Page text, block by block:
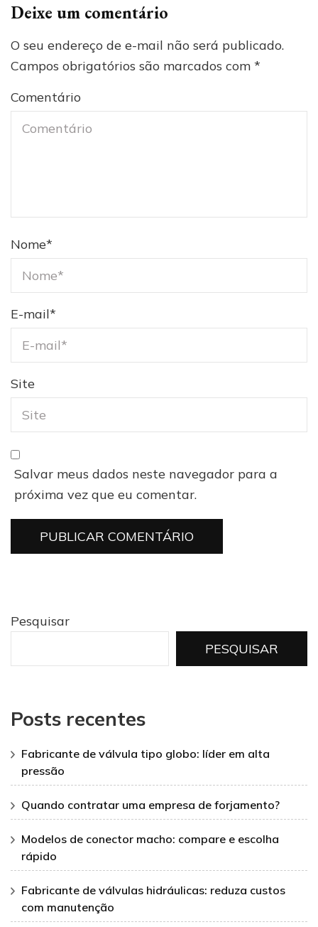
Deixe um comentário
O seu endereço de e-mail não será publicado.
Campos obrigatórios são marcados com *
Comentário
Nome*
E-mail*
Site
Salvar meus dados neste navegador para a
próxima vez que eu comentar.
Pesquisar
PESQUISAR
Posts recentes
Fabricante de válvula tipo globo: líder em alta
pressão
Quando contratar uma empresa de forjamento?
Modelos de conector macho: compare e escolha
rápido
Fabricante de válvulas hidráulicas: reduza custos
com manutenção